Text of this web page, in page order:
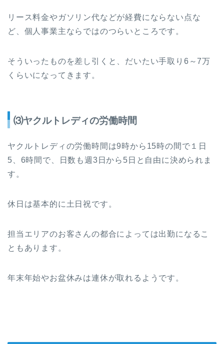
リース料金やガソリン代などが経費にならない点な
ど、個人事業主ならではのつらいところです。
そういったものを差し引くと、だいたい手取り6～7万
くらいになってきます。
⑶ヤクルトレディの労働時間
ヤクルトレディの労働時間は9時から15時の間で１日
5、6時間で、日数も週3日から5日と自由に決められま
す。
休日は基本的に土日祝です。
担当エリアのお客さんの都合によっては出勤になるこ
ともあります。
年末年始やお盆休みは連休が取れるようです。